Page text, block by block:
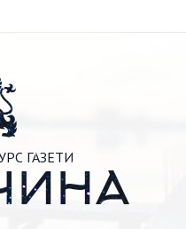
ГАЗЕТИ